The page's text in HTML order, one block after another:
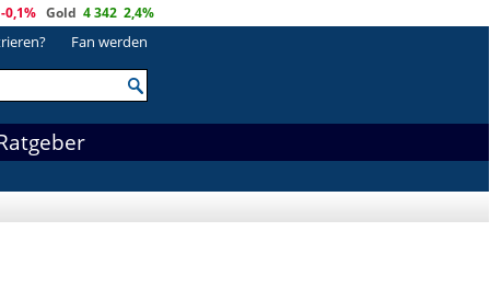
-0,1% Gold 4 342 2,4%
Fan werden